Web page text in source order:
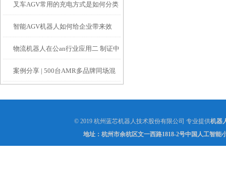
效安全的物流仓储环境
叉车AGV常用的充电方式是如何分类
的？
智能AGV机器人如何给企业带来效
益？
物流机器人在公an行业应用二 制证中
心自动化
案例分享 | 500台AMR多品牌同场混
© 2019 杭州蓝芯机器人技术股份有限公司 专业提供机器
地址：杭州市余杭区文一西路1818-2号中国人工智能